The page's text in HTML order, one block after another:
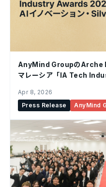
Press Release AnyMind
Apr 8, 2026
AnyMind GroupのArche
マレーシア「IA Tech